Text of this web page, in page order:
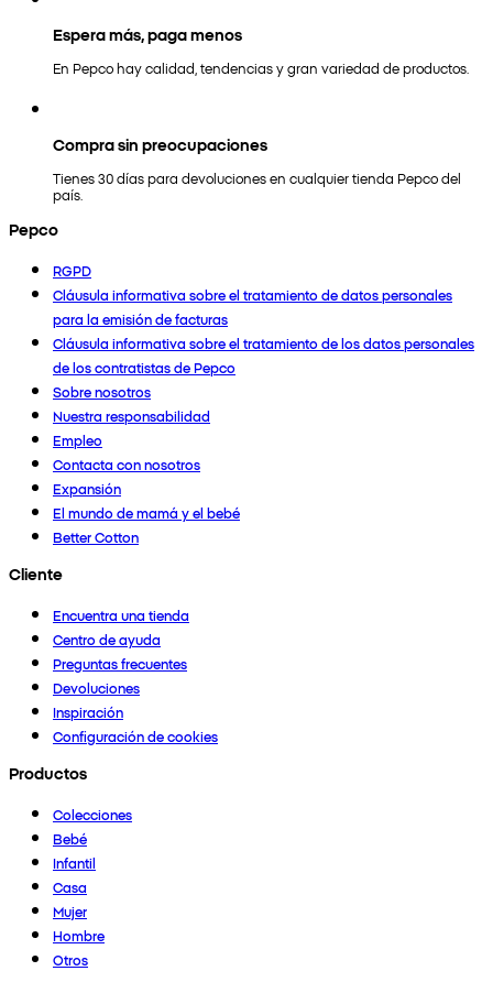
Espera más, paga menos
En Pepco hay calidad, tendencias y gran variedad de productos.
Compra sin preocupaciones
Tienes 30 días para devoluciones en cualquier tienda Pepco del
país.
Pepco
RGPD
Cláusula informativa sobre el tratamiento de datos personales
para la emisión de facturas
Cláusula informativa sobre el tratamiento de los datos personales
de los contratistas de Pepco
Sobre nosotros
Nuestra responsabilidad
Empleo
Contacta con nosotros
Expansión
El mundo de mamá y el bebé
Better Cotton
Cliente
Encuentra una tienda
Centro de ayuda
Preguntas frecuentes
Devoluciones
Inspiración
Configuración de cookies
Productos
Colecciones
Bebé
Infantil
Casa
Mujer
Hombre
Otros